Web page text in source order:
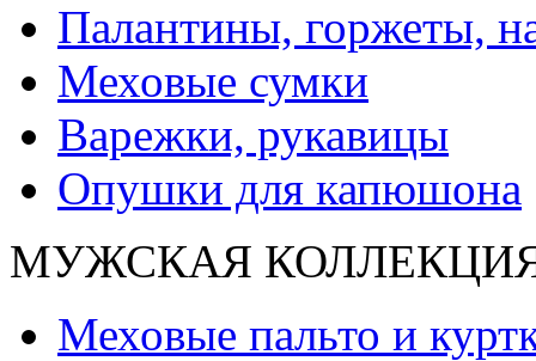
Палантины, горжеты,
Меховые сумки
Варежки, рукавицы
Опушки для капюшона
МУЖСКАЯ
Меховые пальто и